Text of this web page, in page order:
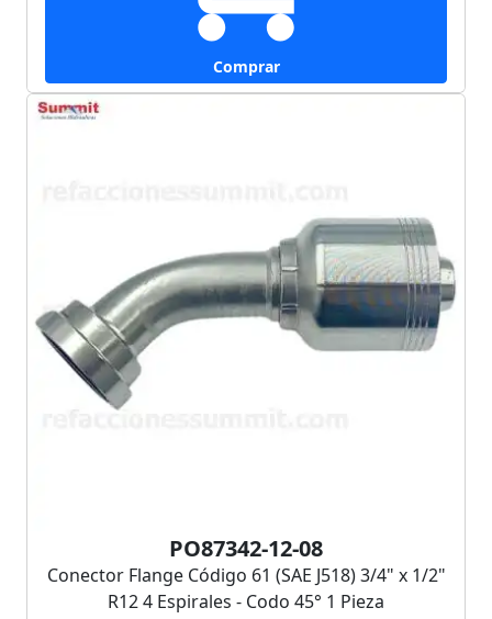
Comprar
PO87342-12-08
Conector Flange Código 61 (SAE J518) 3/4" x 1/2"
R12 4 Espirales - Codo 45° 1 Pieza